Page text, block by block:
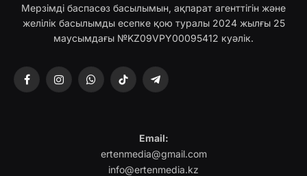
Мерзімді баспасөз басылымын, ақпарат агенттігін және
желілік басылымды есепке қою туралы 2024 жылғы 25
маусымдағы №KZ09VPY00095412 куәлік.
FacebookInstagramWhatsAppTikTok Telegram
Email:
ertenmedia@gmail.com
info@ertenmedia.kz